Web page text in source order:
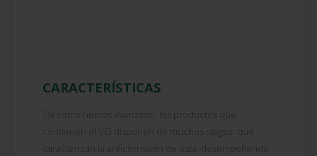
CARACTERÍSTICAS
Tal como hemos avanzado, los productos que
contienen el VCI disponen de muchos rasgos que
caracterizan la anticorrosión de ésta, desempeñando